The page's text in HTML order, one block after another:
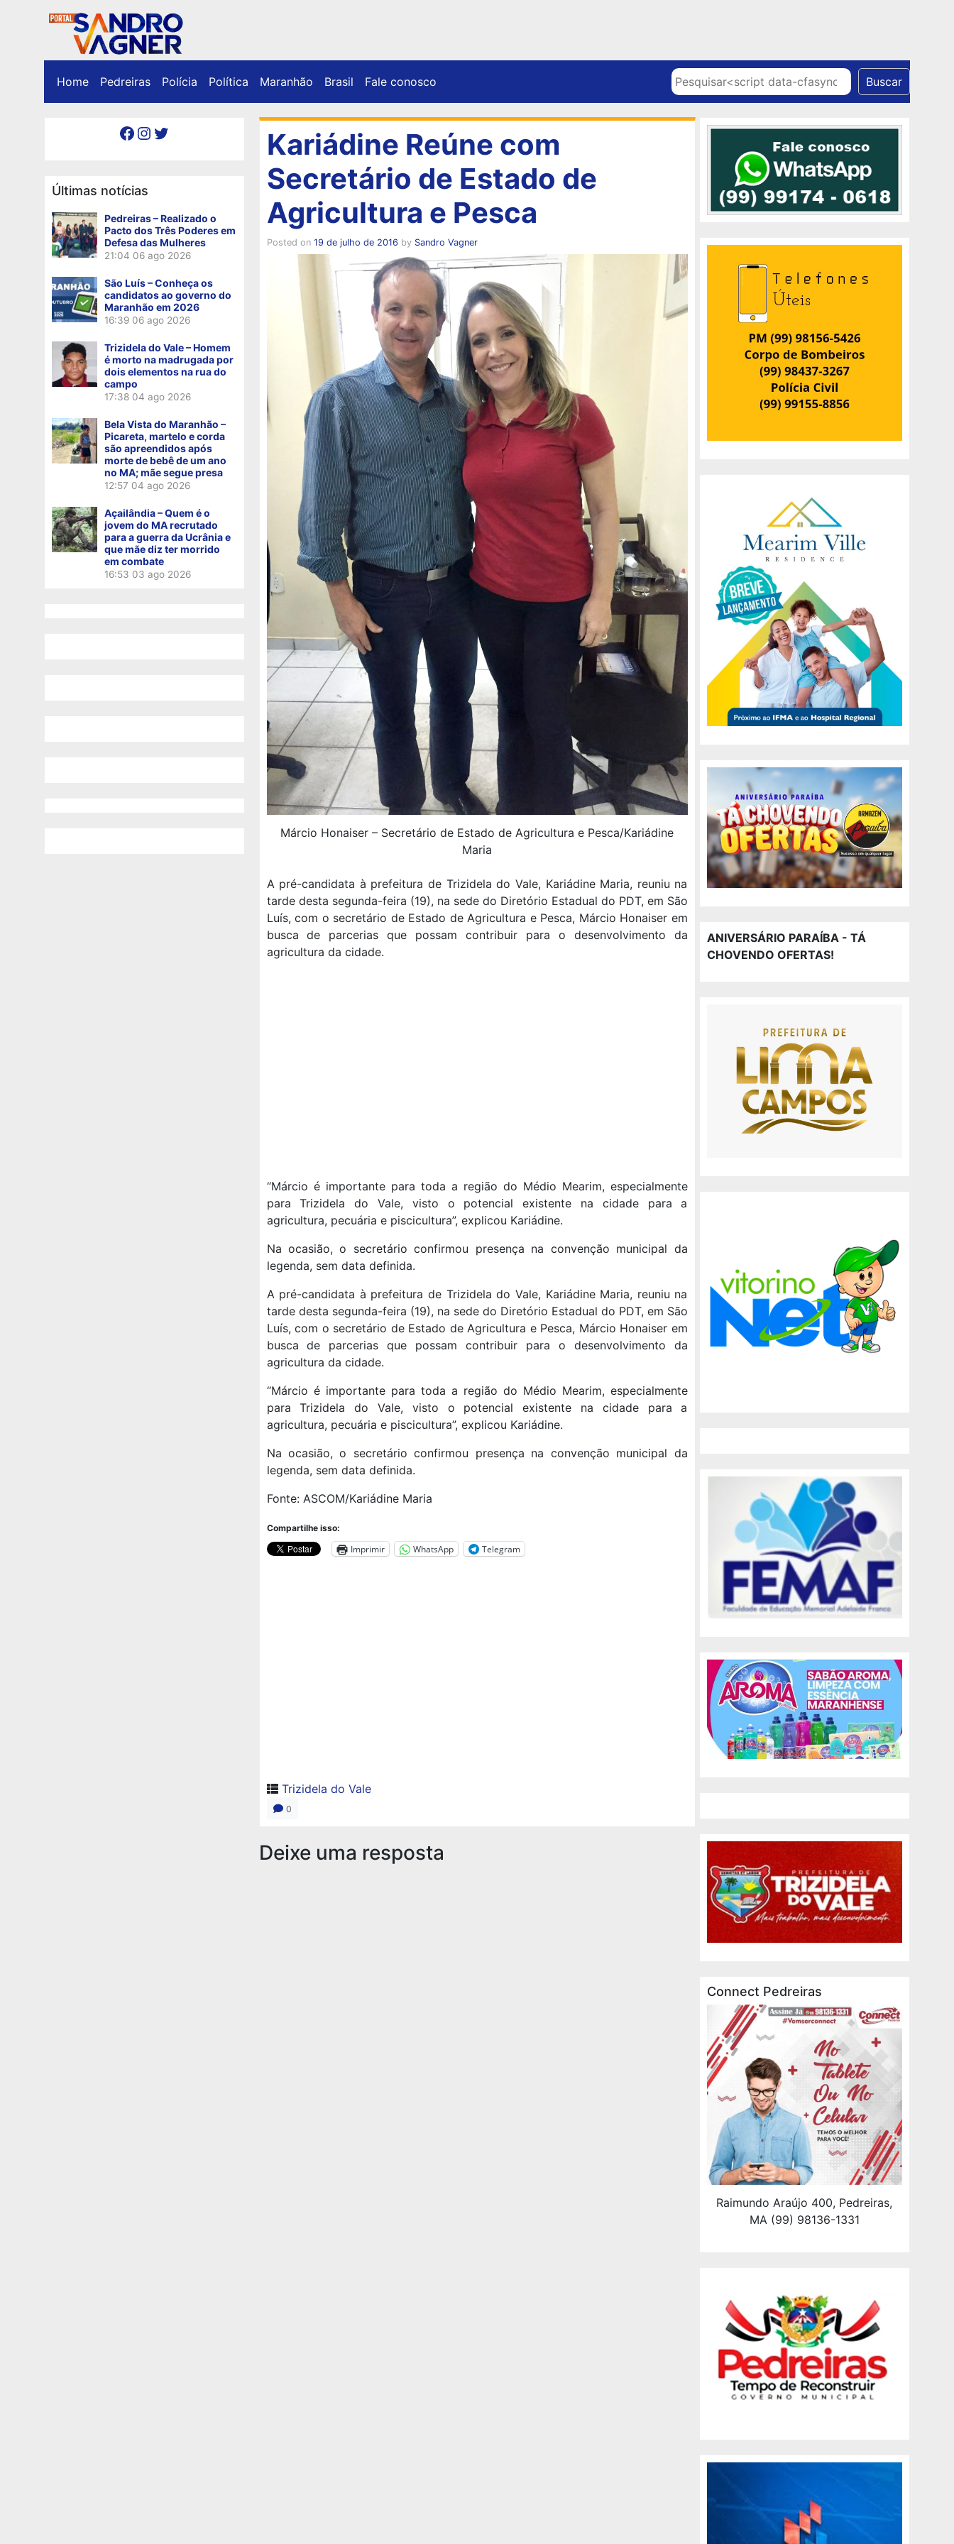
Home Pedreiras Polícia Política Maranhão Brasil Fale conosco Pesquisar Buscar
Facebook Instagram Twitter
Últimas notícias
Pedreiras – Realizado o
Pacto dos Três Poderes em
Defesa das Mulheres
21:04 06 ago 2026
São Luís – Conheça os
candidatos ao governo do
Maranhão em 2026
16:39 06 ago 2026
Trizidela do Vale – Homem
é morto na madrugada por
dois elementos na rua do
campo
17:38 04 ago 2026
Bela Vista do Maranhão –
Picareta, martelo e corda
são apreendidos após
morte de bebê de um ano
no MA; mãe segue presa
12:57 04 ago 2026
Açailândia – Quem é o
jovem do MA recrutado
para a guerra da Ucrânia e
que mãe diz ter morrido
em combate
16:53 03 ago 2026
Kariádine Reúne com
Secretário de Estado de
Agricultura e Pesca
Posted on 19 de julho de 2016 by Sandro Vagner
Márcio Honaiser – Secretário de Estado de Agricultura e Pesca/Kariádine
Maria
A pré-candidata à prefeitura de Trizidela do Vale, Kariádine Maria, reuniu na
tarde desta segunda-feira (19), na sede do Diretório Estadual do PDT, em São
Luís, com o secretário de Estado de Agricultura e Pesca, Márcio Honaiser em
busca de parcerias que possam contribuir para o desenvolvimento da
agricultura da cidade.
“Márcio é importante para toda a região do Médio Mearim, especialmente
para Trizidela do Vale, visto o potencial existente na cidade para a
agricultura, pecuária e piscicultura”, explicou Kariádine.
Na ocasião, o secretário confirmou presença na convenção municipal da
legenda, sem data definida.
A pré-candidata à prefeitura de Trizidela do Vale, Kariádine Maria, reuniu na
tarde desta segunda-feira (19), na sede do Diretório Estadual do PDT, em São
Luís, com o secretário de Estado de Agricultura e Pesca, Márcio Honaiser em
busca de parcerias que possam contribuir para o desenvolvimento da
agricultura da cidade.
“Márcio é importante para toda a região do Médio Mearim, especialmente
para Trizidela do Vale, visto o potencial existente na cidade para a
agricultura, pecuária e piscicultura”, explicou Kariádine.
Na ocasião, o secretário confirmou presença na convenção municipal da
legenda, sem data definida.
Fonte: ASCOM/Kariádine Maria
Compartilhe isso:
Imprimir WhatsApp Telegram
Trizidela do Vale
0
Deixe uma resposta
ANIVERSÁRIO PARAÍBA - TÁ
CHOVENDO OFERTAS!
Connect Pedreiras
Raimundo Araújo 400, Pedreiras,
MA (99) 98136-1331